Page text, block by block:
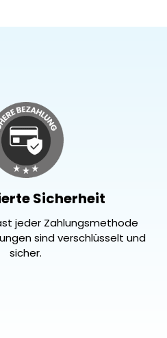
Sicherheit
jeder Zahlungsmethode
sind verschlüsselt und
sicher.